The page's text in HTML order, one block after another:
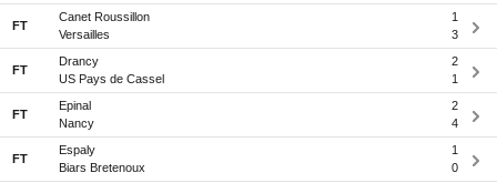
FT
Canet Roussillon
1
Versailles
3
FT
Drancy
2
US Pays de Cassel
1
FT
Epinal
2
Nancy
4
FT
Espaly
1
Biars Bretenoux
0